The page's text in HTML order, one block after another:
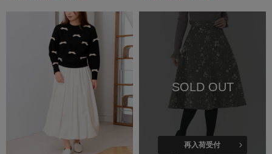
SOLD OUT
再入荷受付